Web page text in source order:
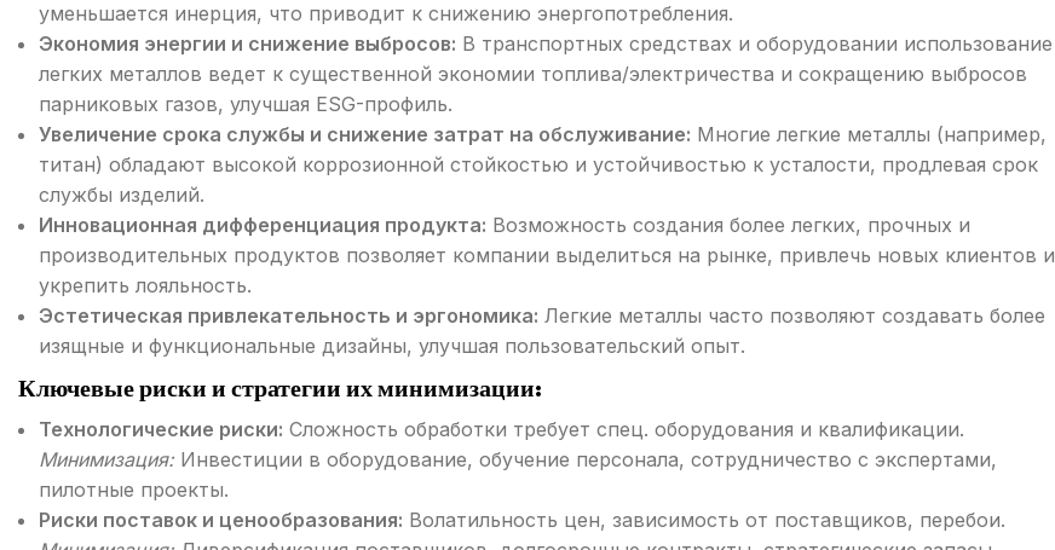
уменьшается инерция, что приводит к снижению энергопотребления.
Экономия энергии и снижение выбросов: В транспортных средствах и оборудовании использование
легких металлов ведет к существенной экономии топлива/электричества и сокращению выбросов
парниковых газов, улучшая ESG-профиль.
Увеличение срока службы и снижение затрат на обслуживание: Многие легкие металлы (например,
титан) обладают высокой коррозионной стойкостью и устойчивостью к усталости, продлевая срок
службы изделий.
Инновационная дифференциация продукта: Возможность создания более легких, прочных и
производительных продуктов позволяет компании выделиться на рынке, привлечь новых клиентов и
укрепить лояльность.
Эстетическая привлекательность и эргономика: Легкие металлы часто позволяют создавать более
изящные и функциональные дизайны, улучшая пользовательский опыт.
Ключевые риски и стратегии их минимизации:
Технологические риски: Сложность обработки требует спец. оборудования и квалификации.
Минимизация: Инвестиции в оборудование, обучение персонала, сотрудничество с экспертами,
пилотные проекты.
Риски поставок и ценообразования: Волатильность цен, зависимость от поставщиков, перебои.